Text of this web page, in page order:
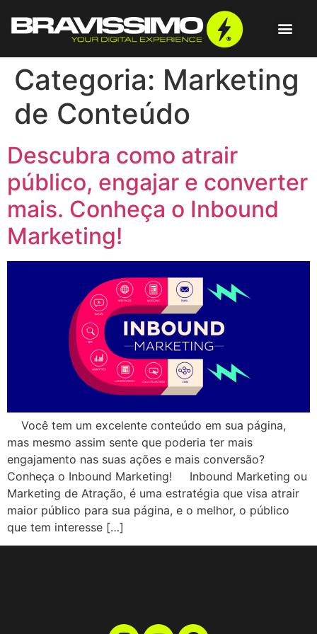
Categoria: Marketing
de Conteúdo
Descubra como atrair
público, engajar e converter
mais. Conheça o Inbound
Marketing!
Você tem um excelente conteúdo em sua página,
mas mesmo assim sente que poderia ter mais
engajamento nas suas ações e mais conversão?
Conheça o Inbound Marketing! Inbound Marketing ou
Marketing de Atração, é uma estratégia que visa atrair
maior público para sua página, e o melhor, o público
que tem interesse […]